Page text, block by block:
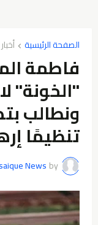
الصفحة الرئيسية أخبار
فاطمة
"الخونة"
ونطالب
تنظيمًا
by
News